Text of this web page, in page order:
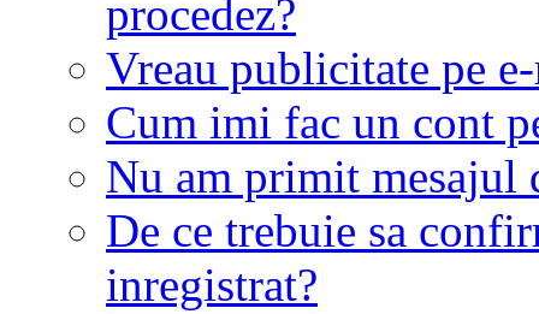
procedez?
Vreau publicitate pe
Cum imi fac un cont
Nu am primit mesajul
De ce trebuie sa
inregistrat?